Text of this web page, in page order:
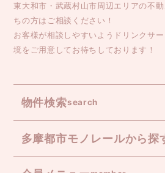
東大和市・武蔵村山市周辺エリアの不
ちの方はご相談ください！
お客様が相談しやすいようドリンクサ
境をご用意してお待ちしております！
物件検索search
多摩都市モノレールから探